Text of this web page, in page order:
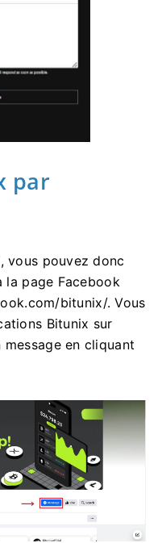
par
vous pouvez donc
page Facebook
bitunix/.Vous
Bitunix sur
en cliquant